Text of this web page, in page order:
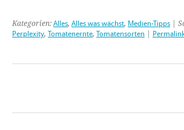
Kategorien: Alles, Alles was wächst, Medien-Tipps |
Perplexity, Tomatenernte, Tomatensorten